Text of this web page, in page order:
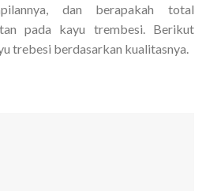
dan berapakah total
pada kayu trembesi. Berikut
trebesi berdasarkan kualitasnya.